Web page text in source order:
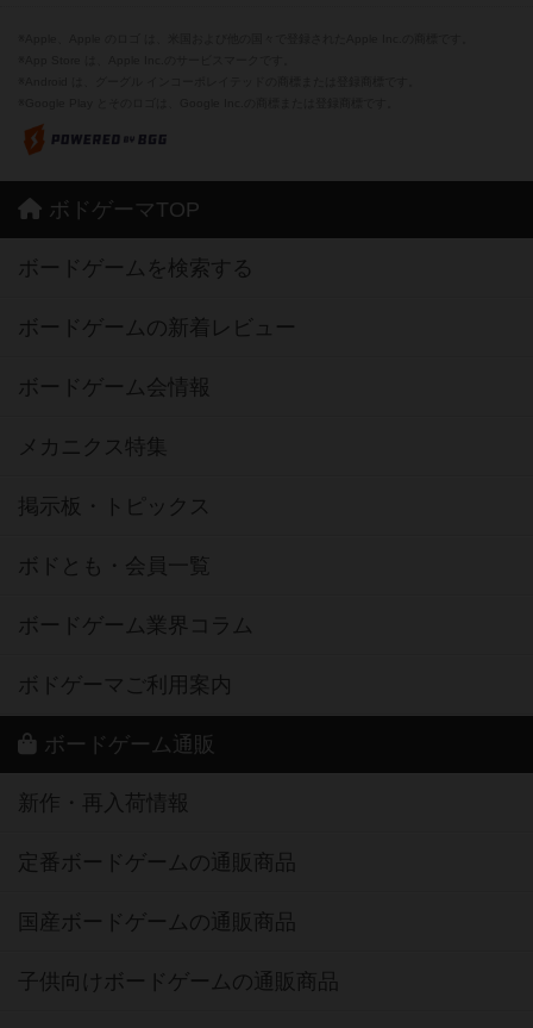
ボドゲーマTOP
ボードゲームを検索する
ボードゲームの新着レビュー
ボードゲーム会情報
メカニクス特集
掲示板・トピックス
ボドとも・会員一覧
ボードゲーム業界コラム
ボドゲーマご利用案内
ボードゲーム通販
新作・再入荷情報
定番ボードゲームの通販商品
国産ボードゲームの通販商品
子供向けボードゲームの通販商品